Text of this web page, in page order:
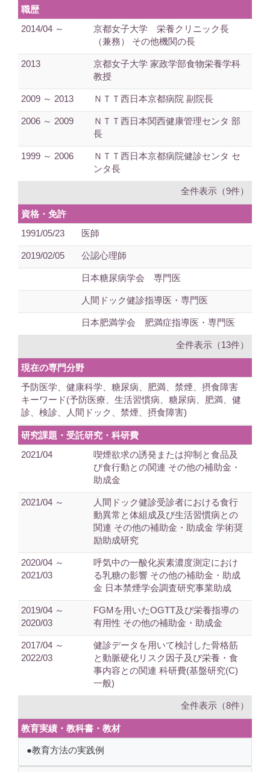
職歴
2014/04 ～
京都女子大学 栄養クリニック長
（兼務） その他機関の長
2013
京都女子大学 家政学部食物栄養学科
教授
2009 ～ 2013 ＮＴＴ西日本京都病院 副院長
2006 ～ 2009
ＮＴＴ西日本関西健康管理センタ 部
長
1999 ～ 2006
ＮＴＴ西日本京都病院健診センタ セ
ンタ長
全件表示（9件）
資格・免許
1991/05/23
医師
2019/02/05 公認心理師
日本糖尿病学会 専門医
人間ドック健診指導医・専門医
日本肥満学会 肥満症指導医・専門医
全件表示（13件）
現在の専門分野
予防医学、健康科学、糖尿病、肥満、禁煙、摂食障害
キーワード(予防医療、生活習慣病、糖尿病、肥満、健
診、検診、人間ドック、禁煙、摂食障害)
研究課題・受託研究・科研費
2021/04
喫煙欲求の誘発または抑制と食品及
び食行動との関連 その他の補助金・
助成金
2021/04 ～
人間ドック健診受診者における食行
動異常と体組成及び生活習慣病との
関連 その他の補助金・助成金 学術奨
励助成研究
2020/04 ～
2021/03
呼気中の一酸化炭素濃度測定におけ
る乳糖の影響 その他の補助金・助成
金 日本禁煙学会調査研究事業助成
2019/04 ～
2020/03
FGMを用いたOGTT及び栄養指導の
有用性 その他の補助金・助成金
2017/04 ～
2022/03
健診データを用いて検討した骨格筋
と動脈硬化リスク因子及び栄養・食
事内容との関連 科研費(基盤研究(C)
一般)
全件表示（8件）
教育実績・教科書・教材
●教育方法の実践例